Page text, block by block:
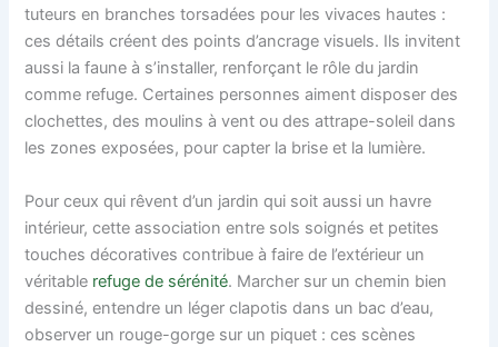
tuteurs en branches torsadées pour les vivaces hautes :
ces détails créent des points d’ancrage visuels. Ils invitent
aussi la faune à s’installer, renforçant le rôle du jardin
comme refuge. Certaines personnes aiment disposer des
clochettes, des moulins à vent ou des attrape-soleil dans
les zones exposées, pour capter la brise et la lumière.
Pour ceux qui rêvent d’un jardin qui soit aussi un havre
intérieur, cette association entre sols soignés et petites
touches décoratives contribue à faire de l’extérieur un
véritable refuge de sérénité. Marcher sur un chemin bien
dessiné, entendre un léger clapotis dans un bac d’eau,
observer un rouge-gorge sur un piquet : ces scènes